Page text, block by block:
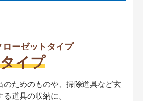
ローゼットタイプ
イプ
のためのものや、掃除道具など玄
道具の収納に。